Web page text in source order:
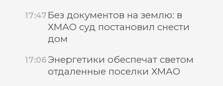
17:47 Без документов на землю: в
ХМАО суд постановил снести
дом
17:06 Энергетики обеспечат светом
отдаленные поселки ХМАО